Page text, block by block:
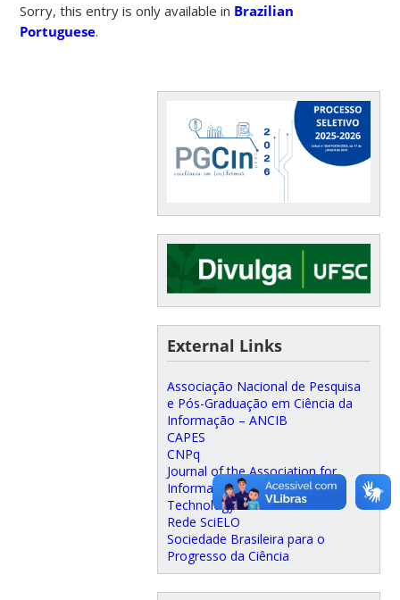
Sorry, this entry is only available in Brazilian
Portuguese.
External Links
Associação Nacional de Pesquisa
e Pós-Graduação em Ciência da
Informação – ANCIB
CAPES
CNPq
Journal of the Association for
Information Science and
Technology
Rede SciELO
Sociedade Brasileira para o
Progresso da Ciência